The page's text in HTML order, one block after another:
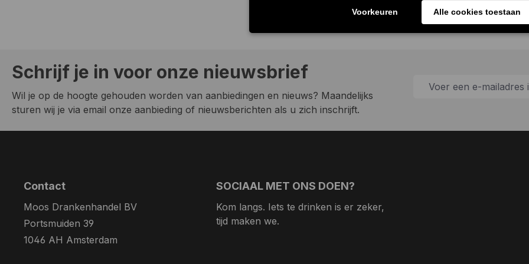
Schrijf je in voor onze nieuwsbrief
Wil je op de hoogte gehouden worden van aanbiedingen en nieuws? Maandelijks
sturen wij je via email onze aanbieding of nieuwsberichten als u zich inschrijft.
Contact
Moos Drankenhandel BV
Portsmuiden 39
1046 AH Amsterdam
SOCIAAL MET ONS DOEN?
Kom langs. Iets te drinken is er zeker,
tijd maken we.